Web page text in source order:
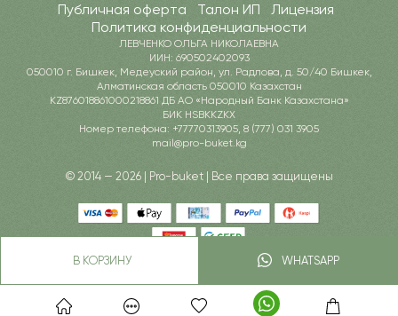
В КОРЗИНУ WHATSAPP
Публичная оферта Талон ИП
Лицензия
Политика конфиденциальности
ЛЕВЧЕНКО ОЛЬГА НИКОЛАЕВНА
ИИН: 690502402093
050010 г. Бишкек, Медеуский район, ул. Радлова, д. 50/40 Бишкек,
Алматинская область 050010 Казахстан
KZ876018861000218861 ДБ АО «Народный Банк Казахстана»
БИК HSBKKZKX
Номер телефона: +77770313905, 8 (777) 031 3905
mail@pro-buket.kg
© 2014 — 2026 | Pro-buket | Все права защищены